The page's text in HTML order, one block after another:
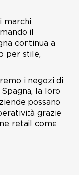
marchi
il
continua a
per stile,
i negozi di
la loro
possano
grazie
retail come